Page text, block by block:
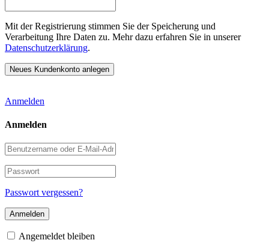
Mit der Registrierung stimmen Sie der Speicherung und
Verarbeitung Ihre Daten zu. Mehr dazu erfahren Sie in unserer
Datenschutzerklärung.
Anmelden
Anmelden
Benutzername
oder
E-
Mail-
Adresse
Passwort
Passwort vergessen?
Angemeldet bleiben